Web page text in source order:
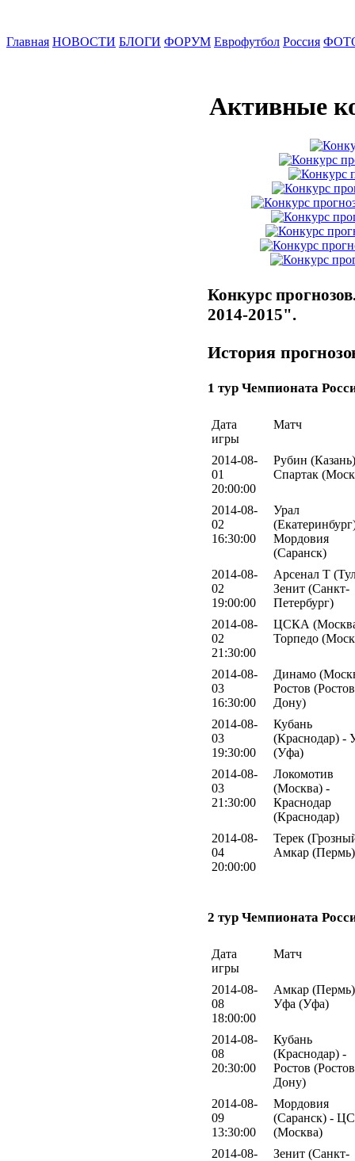
Главная НОВОСТИ БЛОГИ ФОРУМ Еврофутбол Россия
Активные
Конкурс
2014-2015".
История
1 тур Чемпионата
Дата
игры
Матч
2014-08-
01
20:00:00
Рубин
Спартак
2014-08-
02
16:30:00
Урал
Мордовия
(Саранск)
2014-08-
02
19:00:00
Арсенал Т
Зенит (Санкт-
Петербург)
2014-08-
02
21:30:00
ЦСКА
Торпедо
2014-08-
03
16:30:00
Динамо
Ростов
Дону)
2014-08-
03
19:30:00
Кубань
(Краснодар) -
(Уфа)
2014-08-
03
21:30:00
Локомотив
(Москва) -
Краснодар
(Краснодар)
2014-08-
04
20:00:00
Терек
Амкар (Пермь)
2 тур Чемпионата
Дата
игры
Матч
2014-08-
08
18:00:00
Амкар
Уфа (Уфа)
2014-08-
08
20:30:00
Кубань
(Краснодар) -
Ростов
Дону)
2014-08-
09
13:30:00
Мордовия
(Саранск) -
(Москва)
2014-08-
Зенит (Санкт-